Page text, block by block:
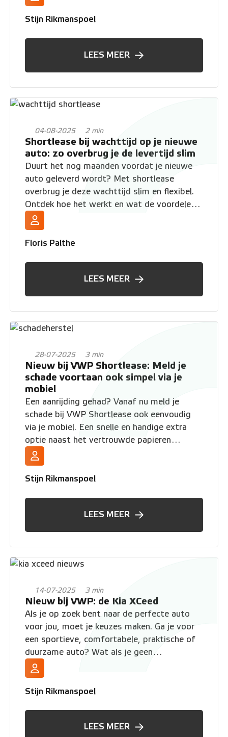
automaat, is een uitstekende keuze. Bij VWP
Shortlease rijd je deze populaire auto met
Stijn Rikmanspoel
LEES MEER
04-08-2025 2 min
Shortlease bij wachttijd op je nieuwe
auto: zo overbrug je de levertijd slim
Duurt het nog maanden voordat je nieuwe
auto geleverd wordt? Met shortlease
overbrug je deze wachttijd slim en flexibel.
Ontdek hoe het werkt en wat de voordelen
zijn.
Floris Palthe
LEES MEER
28-07-2025 3 min
Nieuw bij VWP Shortlease: Meld je
schade voortaan ook simpel via je
mobiel
Een aanrijding gehad? Vanaf nu meld je
schade bij VWP Shortlease ook eenvoudig
via je mobiel. Een snelle en handige extra
optie naast het vertrouwde papieren
formulier. Ontdek hoe het werkt en wat de
voordelen voor jou zijn.
Stijn Rikmanspoel
LEES MEER
14-07-2025 3 min
Nieuw bij VWP: de Kia XCeed
Als je op zoek bent naar de perfecte auto
voor jou, moet je keuzes maken. Ga je voor
een sportieve, comfortabele, praktische of
duurzame auto? Wat als je geen
compromissen zou hoeven te sluiten? Wij
denken dat dat kan, daarom hebben wij de
Kia XCeed Plug-In hybride in onze vloot
Stijn Rikmanspoel
LEES MEER